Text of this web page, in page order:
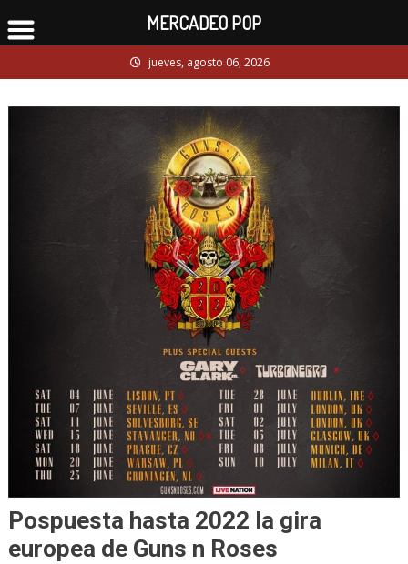
to
jueves, agosto 06, 2026
Pospuesta hasta 2022 la gira
europea de Guns n Roses
MERCADEO POP